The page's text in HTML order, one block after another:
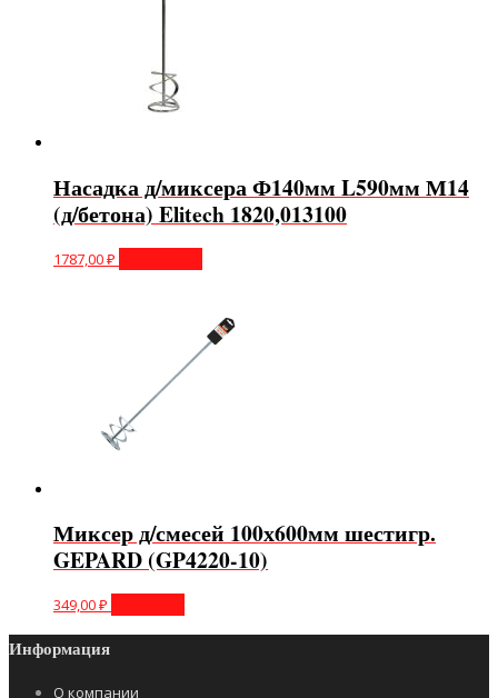
Насадка д/миксера Ф140мм L590мм М14
(д/бетона) Elitech 1820,013100
1787,00₽
Миксер д/смесей 100х600мм шестигр.
GEPARD (GP4220-10)
349,00₽
Информация
О компании